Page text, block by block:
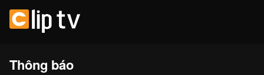
Thông báo